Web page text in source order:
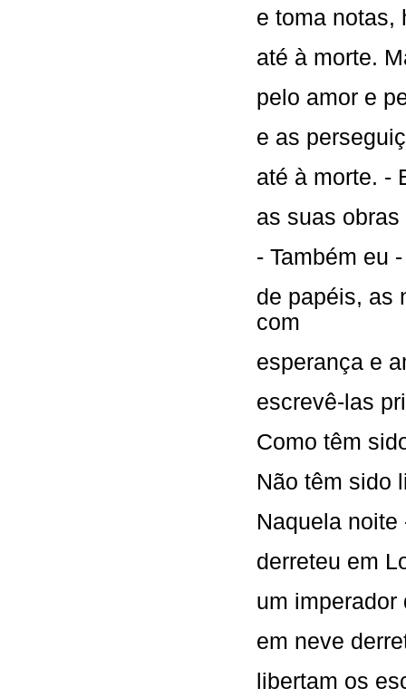
e toma notas,
até à morte.
pelo amor e
e as
até à morte. -
as suas
- Também eu
de papéis, as
com
esperança e
escrevê-las
Como têm
Não têm sido
Naquela
derreteu em
um imperador
em neve
libertam os